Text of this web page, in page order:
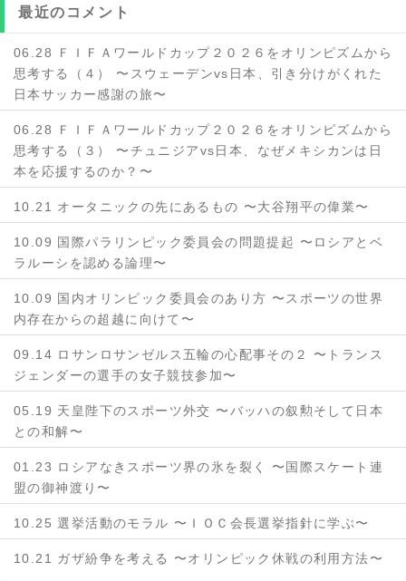
最近のコメント
06.28 ＦＩＦＡワールドカップ２０２６をオリンピズムから
思考する（４） 〜スウェーデンvs日本、引き分けがくれた
日本サッカー感謝の旅〜
06.28 ＦＩＦＡワールドカップ２０２６をオリンピズムから
思考する（３） 〜チュニジアvs日本、なぜメキシカンは日
本を応援するのか？〜
10.21 オータニックの先にあるもの 〜大谷翔平の偉業〜
10.09 国際パラリンピック委員会の問題提起 〜ロシアとベ
ラルーシを認める論理〜
10.09 国内オリンピック委員会のあり方 〜スポーツの世界
内存在からの超越に向けて〜
09.14 ロサンロサンゼルス五輪の心配事その２ 〜トランス
ジェンダーの選手の女子競技参加〜
05.19 天皇陛下のスポーツ外交 〜バッハの叙勲そして日本
との和解〜
01.23 ロシアなきスポーツ界の氷を裂く 〜国際スケート連
盟の御神渡り〜
10.25 選挙活動のモラル 〜ＩＯＣ会長選挙指針に学ぶ〜
10.21 ガザ紛争を考える 〜オリンピック休戦の利用方法〜